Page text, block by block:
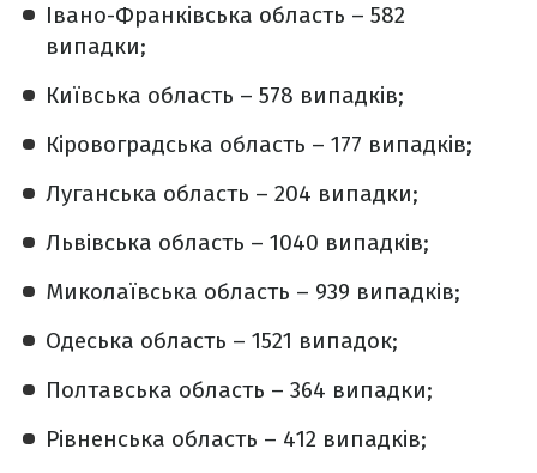
Івано-Франківська область – 582
випадки;
Київська область – 578 випадків;
Кіровоградська область – 177 випадків;
Луганська область – 204 випадки;
Львівська область – 1040 випадків;
Миколаївська область – 939 випадків;
Одеська область – 1521 випадок;
Полтавська область – 364 випадки;
Рівненська область – 412 випадків;